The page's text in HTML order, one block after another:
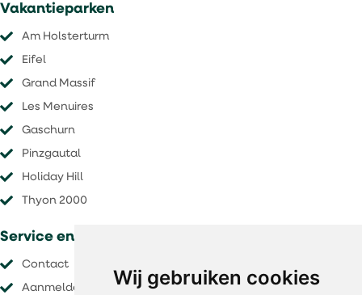
Wij gebruiken cookies
Vakantieparken
Am Holsterturm
Eifel
Grand Massif
Les Menuires
Gaschurn
Pinzgautal
Holiday Hill
Thyon 2000
Service en voorwaarden
Contact
Aanmelden nieuwsbrief